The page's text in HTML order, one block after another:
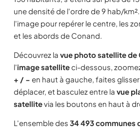
une densité de l'ordre de 9 hab/
l'image pour repérer le centre, les
et les abords de Conand.
Découvrez la vue photo satellite de
l'image satelliteci-dessous,
+ / − en haut à gauche, faites
déplacer, et basculez entre la vue
satellitevia les boutons en haut à
L'ensemble des 34 493 communes